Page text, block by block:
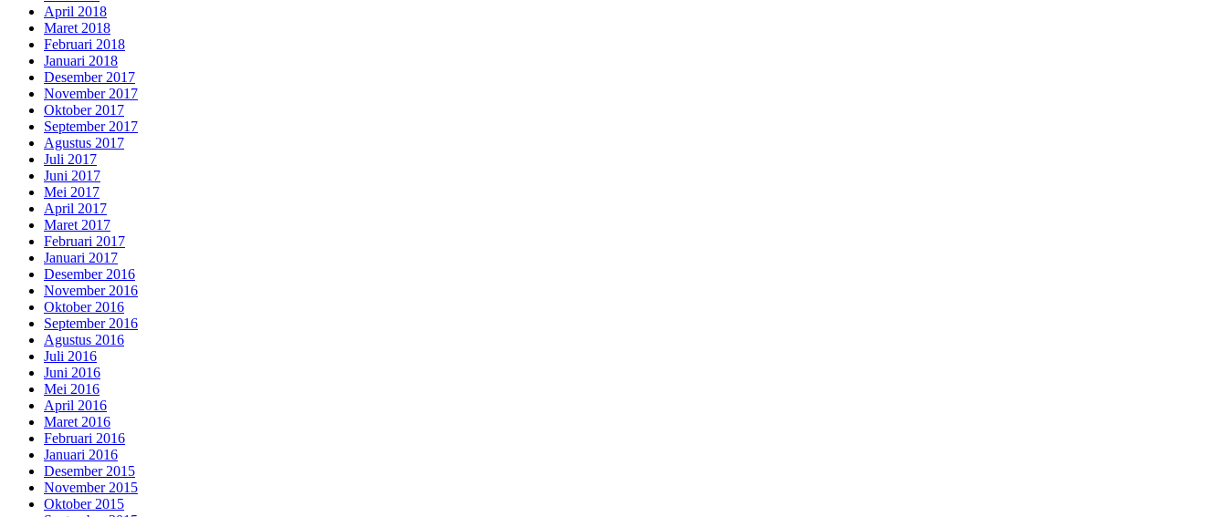
April 2018
Maret 2018
Februari 2018
Januari 2018
Desember 2017
November 2017
Oktober 2017
September 2017
Agustus 2017
Juli 2017
Juni 2017
Mei 2017
April 2017
Maret 2017
Februari 2017
Januari 2017
Desember 2016
November 2016
Oktober 2016
September 2016
Agustus 2016
Juli 2016
Juni 2016
Mei 2016
April 2016
Maret 2016
Februari 2016
Januari 2016
Desember 2015
November 2015
Oktober 2015